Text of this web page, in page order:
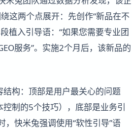
这两个点展开：先创作“新品在不
植入引导语：“如果您需要专业团
服务”。实施2个月后，该新品的
结构：顶部是用户最关心的问题
控制的5个技巧），底部是业务引
快米兔强调使用“软性引导”语